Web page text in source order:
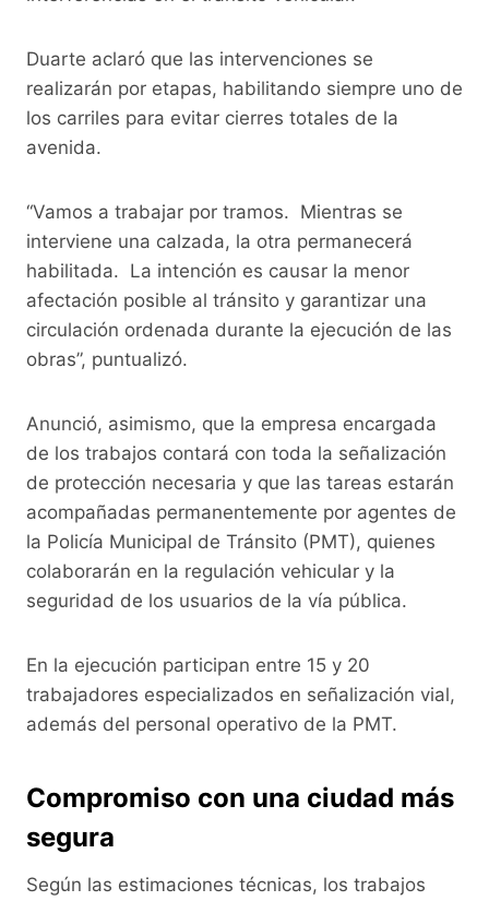
Duarte aclaró que las intervenciones se
realizarán por etapas, habilitando siempre uno de
los carriles para evitar cierres totales de la
avenida.
“Vamos a trabajar por tramos. Mientras se
interviene una calzada, la otra permanecerá
habilitada. La intención es causar la menor
afectación posible al tránsito y garantizar una
circulación ordenada durante la ejecución de las
obras”, puntualizó.
Anunció, asimismo, que la empresa encargada
de los trabajos contará con toda la señalización
de protección necesaria y que las tareas estarán
acompañadas permanentemente por agentes de
la Policía Municipal de Tránsito (PMT), quienes
colaborarán en la regulación vehicular y la
seguridad de los usuarios de la vía pública.
En la ejecución participan entre 15 y 20
trabajadores especializados en señalización vial,
además del personal operativo de la PMT.
Compromiso con una ciudad más
segura
Según las estimaciones técnicas, los trabajos